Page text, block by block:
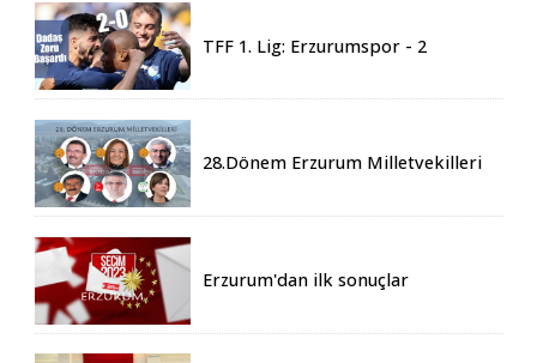
TFF 1. Lig: Erzurumspor - 2
28.Dönem Erzurum Milletvekilleri
Erzurum'dan ilk sonuçlar